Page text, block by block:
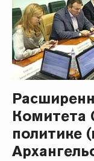
Комитета
политике